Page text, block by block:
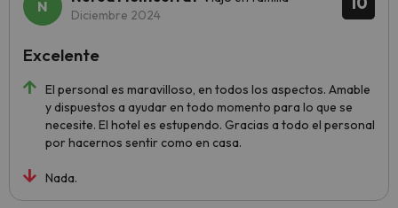
Diciembre 2024
El personal es maravilloso, en todos los aspectos. Amable
y dispuestos a ayudar en todo momento para lo que se
necesite. El hotel es estupendo. Gracias a todo el personal
por hacernos sentir como en casa.
Nada.
Excelente